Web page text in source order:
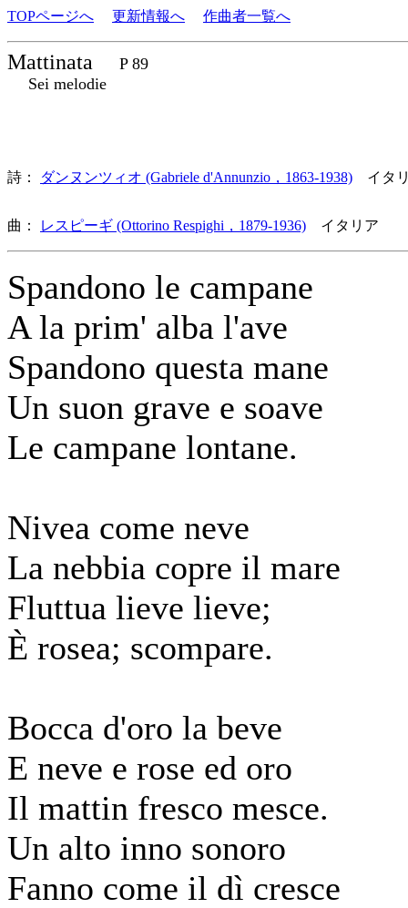
TOPページへ 更新情報へ 作曲者一覧へ
Mattinata
P 89
Sei melodie
詩： ダンヌンツィオ (Gabriele d'Annunzio，1863-1938) イタ
曲： レスピーギ (Ottorino Respighi，1879-1936) イタリア 歌
Spandono le campane
A la prim' alba l'ave
Spandono questa mane
Un suon grave e soave
Le campane lontane.
Nivea come neve
La nebbia copre il mare
Fluttua lieve lieve;
È rosea; scompare.
Bocca d'oro la beve
E neve e rose ed oro
Il mattin fresco mesce.
Un alto inno sonoro
Fanno come il dì cresce